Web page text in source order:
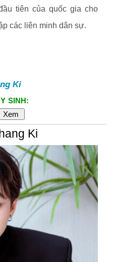
tiên của quốc gia cho
các liên minh dân sự.
Ki
SINH:
Ki